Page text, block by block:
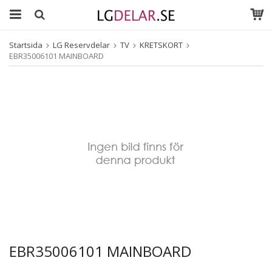
Startsida LG Reservdelar TV
KRETSKORT
EBR35006101 MAINBOARD
EBR35006101 MAINBOARD